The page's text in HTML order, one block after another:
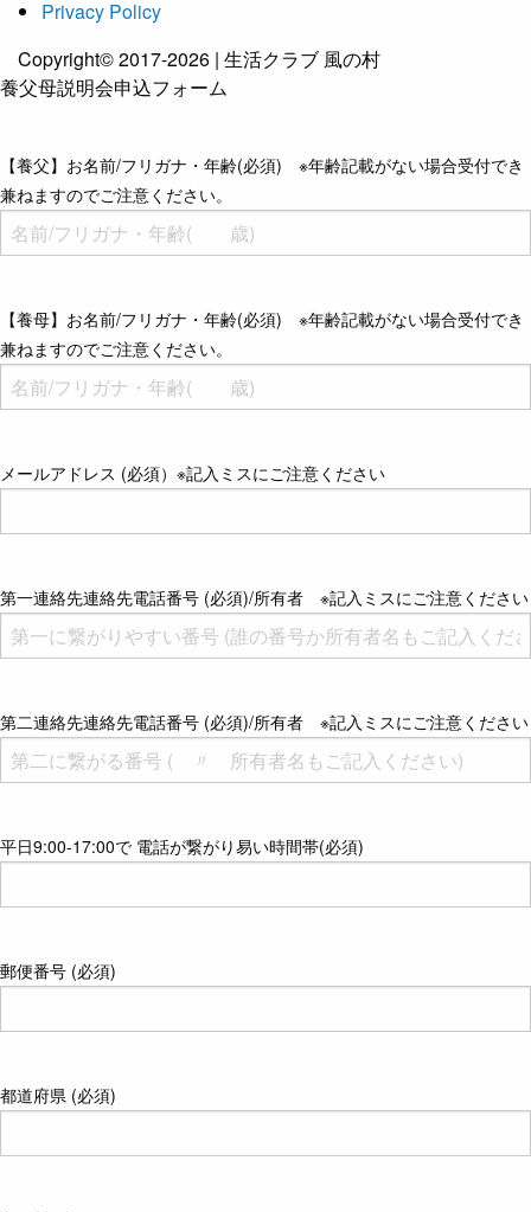
Privacy Policy
Copyright© 2017-2026 | 生活クラブ 風の村
養父母説明会申込フォーム
【養父】お名前/フリガナ・年齢(必須) ※年齢記載がない場合受付でき
兼ねますのでご注意ください。
【養母】お名前/フリガナ・年齢(必須) ※年齢記載がない場合受付でき
兼ねますのでご注意ください。
メールアドレス (必須）※記入ミスにご注意ください
第一連絡先連絡先電話番号 (必須)/所有者 ※記入ミスにご注意ください
第二連絡先連絡先電話番号 (必須)/所有者 ※記入ミスにご注意ください
平日9:00-17:00で 電話が繋がり易い時間帯(必須)
郵便番号 (必須)
都道府県 (必須)